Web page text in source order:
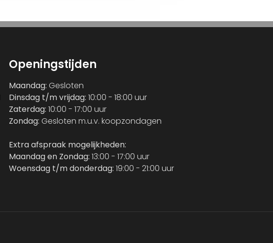
Openingstijden
Maandag: Gesloten
Dinsdag t/m vrijdag: 10:00 - 18:00 uur
Zaterdag: 10:00 - 17:00 uur
Zondag: Gesloten m.u.v. koopzondagen
Extra afspraak mogelijkheden:
Maandag en Zondag: 13:00 - 17:00 uur
Woensdag t/m donderdag: 19:00 - 21:00 uur